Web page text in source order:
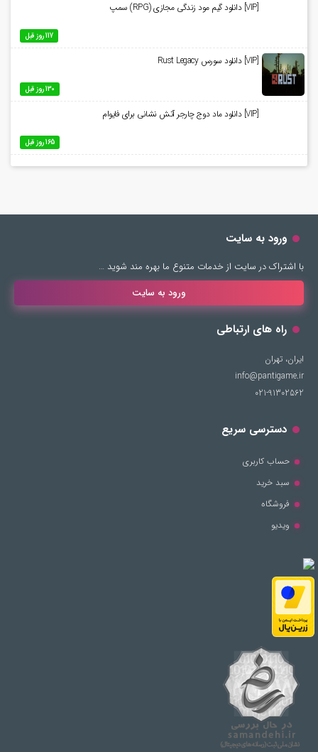
[VIP] دانلود گیم مود زندگی مجازی (RPG) سمپ
117 روز قبل
[VIP] دانلود سورس Rust Legacy
130 روز قبل
[VIP] دانلود ماد دوج چارجر آتش نشانی برای فایوام
165 روز قبل
ورود به سایت
با اشتراک در سایت از خدمات متنوع ما بهره مند شوید …
ورود به سایت
راه های ارتباطی
ایران، تهران
info@pantigame.ir
021-91302562
دسترسی سریع
حساب کاربری
سبد خرید
فروشگاه
ویدیو